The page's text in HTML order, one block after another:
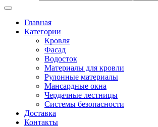
Open
ButtonГлавная
Категории
Кровля
Фасад
Водосток
Материалы для кровли
Рулонные материалы
Мансардные окна
Чердачные лестницы
Системы безопасности
Доставка
Контакты